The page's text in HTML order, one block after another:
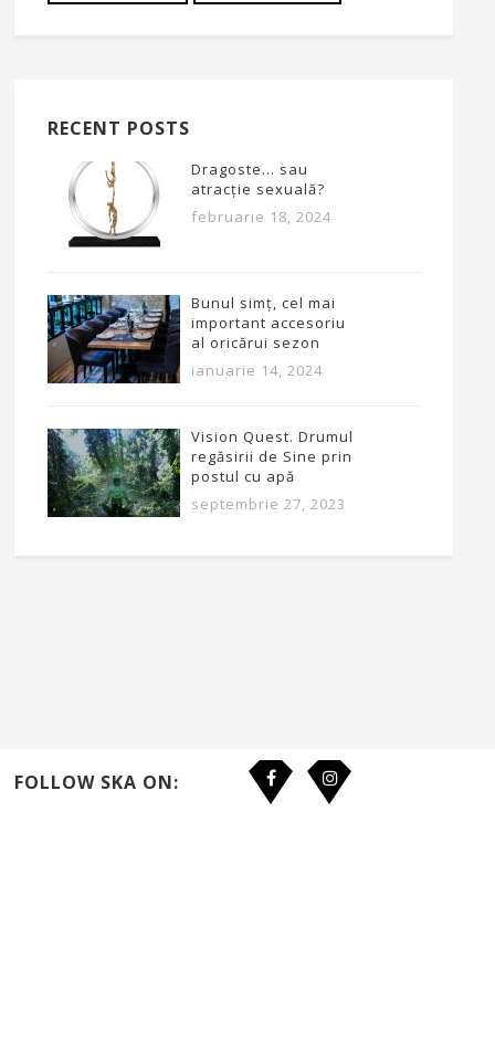
RECENT POSTS
Dragoste… sau
atracție sexuală?
februarie 18, 2024
Bunul simț, cel mai
important accesoriu
al oricărui sezon
ianuarie 14, 2024
Vision Quest. Drumul
regăsirii de Sine prin
postul cu apă
septembrie 27, 2023
FOLLOW SKA ON: